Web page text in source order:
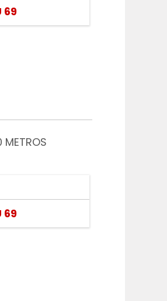
69
METROS
69